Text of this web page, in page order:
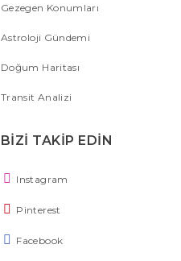
Gezegen Konumları
Astroloji Gündemi
Doğum Haritası
Transit Analizi
BİZİ TAKİP EDİN
Instagram
Pinterest
Facebook